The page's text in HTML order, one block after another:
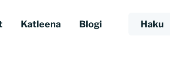
Katleena Blogi Haku